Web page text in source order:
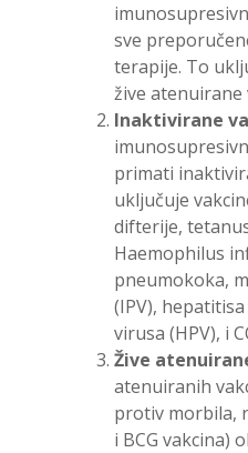
sve
terapije. To
žive atenuirane
Inaktivirane
primati
uključuje
difterije,
Haemophilus
pneumokoka,
(IPV),
virusa (HPV), i
Žive
atenuiranih
protiv morbila,
i BCG vakcina)